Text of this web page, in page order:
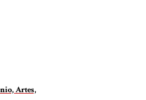
Artes,